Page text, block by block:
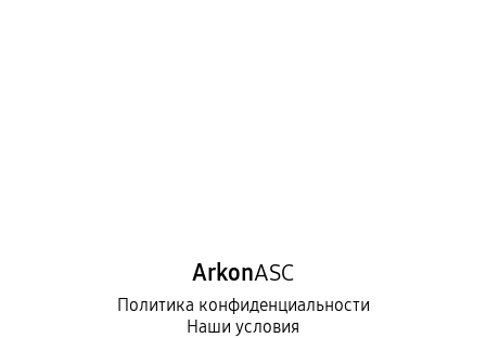
ArkonASC
Политика конфиденциальности
Наши условия